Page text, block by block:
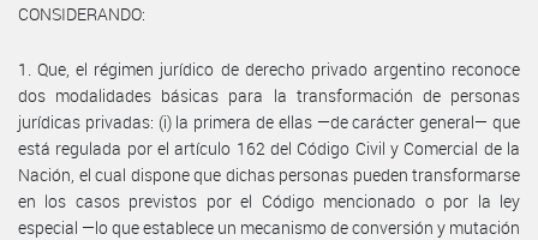
CONSIDERANDO:
1. Que, el régimen jurídico de derecho privado argentino reconoce
dos modalidades básicas para la transformación de personas
jurídicas privadas: (i) la primera de ellas —de carácter general— que
está regulada por el artículo 162 del Código Civil y Comercial de la
Nación, el cual dispone que dichas personas pueden transformarse
en los casos previstos por el Código mencionado o por la ley
especial —lo que establece un mecanismo de conversión y mutación